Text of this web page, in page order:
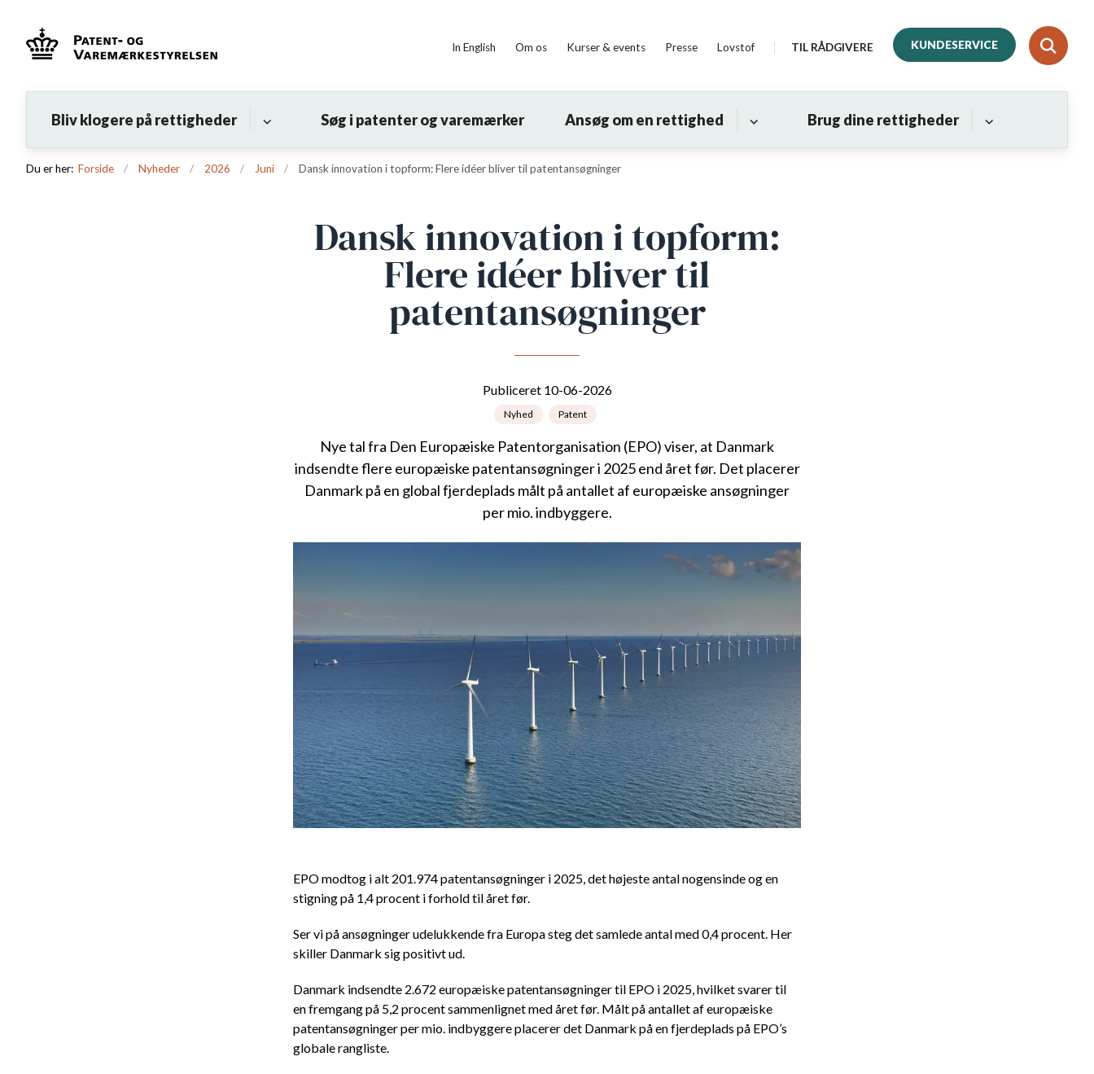
In English Om os Kurser & events Presse Lovstof TIL RÅDGIVERE KUNDESERVICE
Bliv klogere på rettigheder Søg i patenter og varemærker Ansøg om en rettighed Brug dine rettigheder
Du er her: Forside Nyheder 2026 Juni Dansk innovation i topform: Flere idéer bliver til patentansøgninger
Dansk innovation i topform:
Flere idéer bliver til
patentansøgninger
Publiceret 10-06-2026
Nyhed Patent
Nye tal fra Den Europæiske Patentorganisation (EPO) viser, at Danmark
indsendte flere europæiske patentansøgninger i 2025 end året før. Det placerer
Danmark på en global fjerdeplads målt på antallet af europæiske ansøgninger
per mio. indbyggere.
EPO modtog i alt 201.974 patentansøgninger i 2025, det højeste antal nogensinde og en
stigning på 1,4 procent i forhold til året før.
Ser vi på ansøgninger udelukkende fra Europa steg det samlede antal med 0,4 procent. Her
skiller Danmark sig positivt ud.
Danmark indsendte 2.672 europæiske patentansøgninger til EPO i 2025, hvilket svarer til
en fremgang på 5,2 procent sammenlignet med året før. Målt på antallet af europæiske
patentansøgninger per mio. indbyggere placerer det Danmark på en fjerdeplads på EPO’s
globale rangliste.